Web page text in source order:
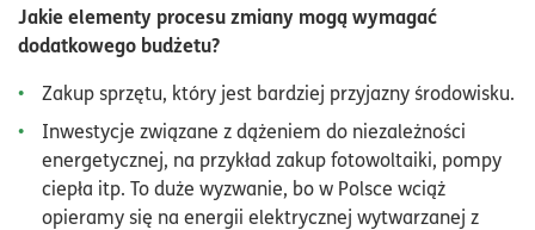
Jakie elementy procesu zmiany mogą wymagać
dodatkowego budżetu?
Zakup sprzętu, który jest bardziej przyjazny środowisku.
Inwestycje związane z dążeniem do niezależności
energetycznej, na przykład zakup fotowoltaiki, pompy
ciepła itp. To duże wyzwanie, bo w Polsce wciąż
opieramy się na energii elektrycznej wytwarzanej z